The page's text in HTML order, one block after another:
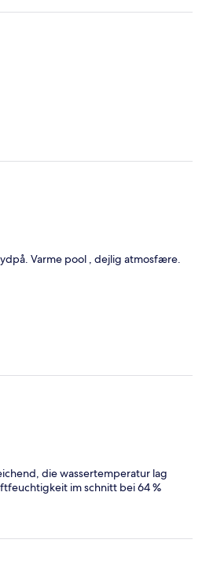
Varme pool , dejlig atmosfære.
die wassertemperatur lag
im schnitt bei 64 %